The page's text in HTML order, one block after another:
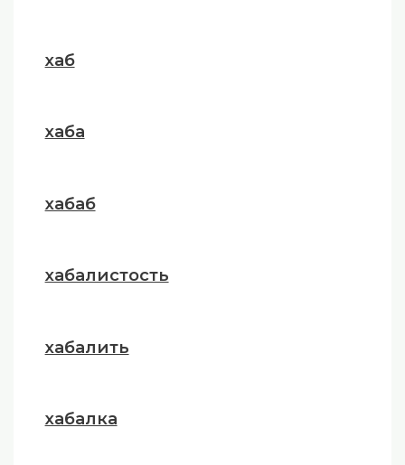
хаб
хаба
хабаб
хабалистость
хабалить
хабалка